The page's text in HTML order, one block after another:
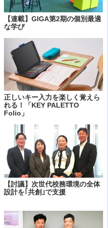
【連載】GIGA第2期の個別最適
な学び
正しいキー入力を楽しく覚えら
れる！「KEY PALETTO
Folio」
【討議】次世代校務環境の全体
設計を｢共創｣で支援